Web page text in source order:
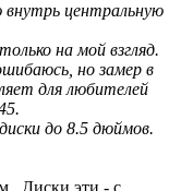
центральную
на мой взгляд.
но замер в
для любителей
до 8.5 дюймов.
. Диски эти - с